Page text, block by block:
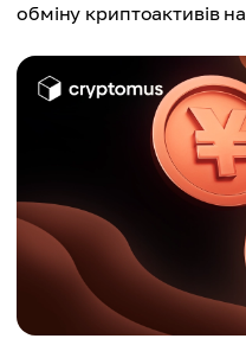
обміну криптоактивів